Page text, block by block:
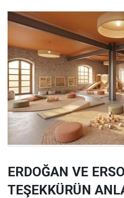
ERDOĞAN VE
TEŞEKKÜRÜN